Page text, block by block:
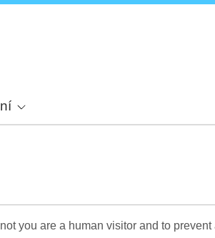
you are a human visitor and to